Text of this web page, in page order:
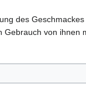
des
Gebrauch von ihnen